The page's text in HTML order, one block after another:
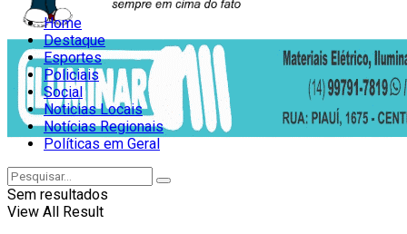
Home
Destaque
Esportes
Policiais
Social
Noticias Locais
Notícias Regionais
Políticas em Geral
Sem resultados
View All Result